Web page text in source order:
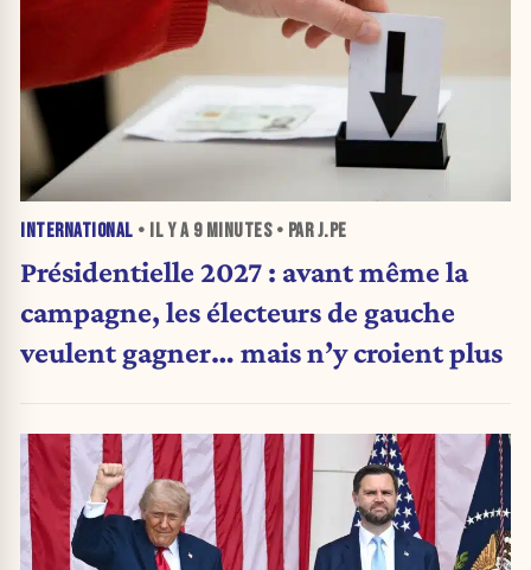
INTERNATIONAL • IL Y A 9 MINUTES• PAR J.PE
Présidentielle 2027 : avant même la
campagne, les électeurs de gauche
veulent gagner… mais n’y croient plus